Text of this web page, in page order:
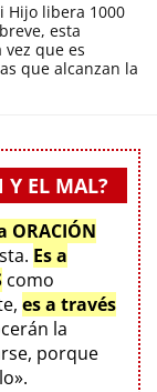
Hijo libera 1000
esta
que es
que alcanzan la
Y EL MAL?
ORACIÓN
Es a
como
es a través
la
porque